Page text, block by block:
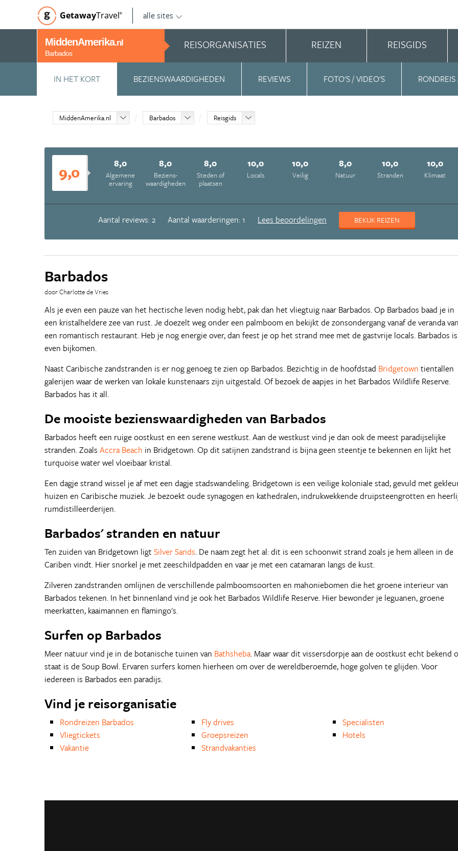
GetawayTravel© alle sites
MiddenAmerika.nl
Barbados
REISORGANISATIES REIZEN REISGIDS
IN HET KORT BEZIENSWAARDIGHEDEN REVIEWS FOTO'S / VIDEO'S
MiddenAmerika.nl Barbados Reisgids
9,0 8,0
Algemene
ervaring
8,0
Beziens­
waardigheden
8,0
Steden of
plaatsen
10,0
Locals
10,0
Veilig
8,0
Natuur
10,0
Stranden
10,0
Klimaat
Aantal reviews: 2 Aantal waarderingen: 1 Lees beoordelingen BEKIJK REIZEN
Barbados
door Charlotte de Vries
Als je even een pauze van het hectische leven nodig hebt, pak dan het vliegtuig naar Barbados. Op Barbados baad je in
een kristalheldere zee van rust. Je doezelt weg onder een palmboom en bekijkt de zonsondergang vanaf de veranda van
een romantisch restaurant. Heb je nog energie over, dan feest je op het strand mee met de gastvrije locals. Barbados is
even bijkomen.
Naast Caribische zandstranden is er nog genoeg te zien op Barbados. Bezichtig in de hoofdstad Bridgetown tientallen
galerijen waar de werken van lokale kunstenaars zijn uitgestald. Of bezoek de aapjes in het Barbados Wildlife Reserve.
Barbados has it all.
De mooiste bezienswaardigheden van Barbados
Barbados heeft een ruige oostkust en een serene westkust. Aan de westkust vind je dan ook de meest paradijselijke
stranden. Zoals Accra Beach in Bridgetown. Op dit satijnen zandstrand is bijna geen steentje te bekennen en lijkt het
turquoise water wel vloeibaar kristal.
Een dagje strand wissel je af met een dagje stadswandeling. Bridgetown is een veilige koloniale stad, gevuld met
huizen en Caribische muziek. Je bezoekt oude synagogen en kathedralen, indrukwekkende druipsteengrotten en
rumdistilleerderijen.
Barbados' stranden en natuur
Ten zuiden van Bridgetown ligt Silver Sands. De naam zegt het al: dit is een schoonwit strand zoals je hem alleen in de
Cariben vindt. Hier snorkel je met zeeschildpadden en vaar je met een catamaran langs de kust.
Zilveren zandstranden omlijnen de verschillende palmboomsoorten en mahoniebomen die het groene interieur van
Barbados tekenen. In het binnenland vind je ook het Barbados Wildlife Reserve. Hier bewonder je leguanen, groene
meerkatten, kaaimannen en flamingo's.
Surfen op Barbados
Meer natuur vind je in de botanische tuinen van Bathsheba. Maar waar dit vissersdorpje aan de oostkust echt bekend
staat is de Soup Bowl. Ervaren surfers komen hierheen om over de wereldberoemde, hoge golven te glijden. Voor
iedereen is Barbados een paradijs.
Vind je reisorganisatie
Rondreizen Barbados
Vliegtickets
Vakantie
Fly drives
Groepsreizen
Strandvakanties
Specialisten
Hotels